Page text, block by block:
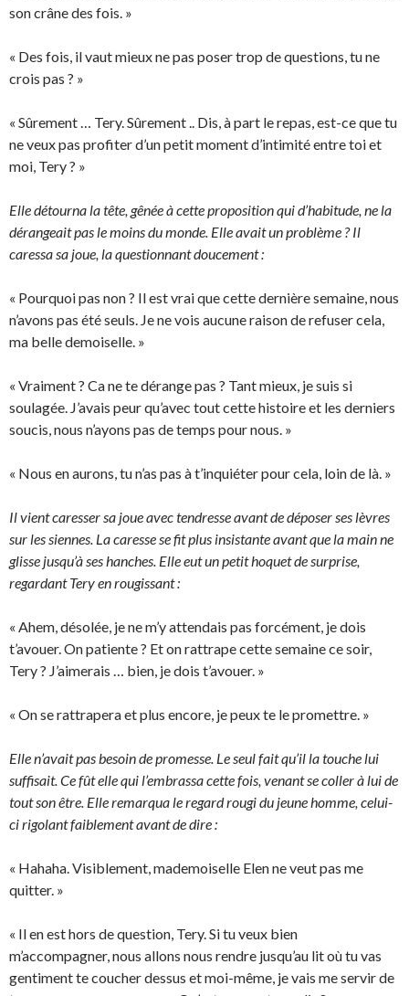
son crâne des fois. »
« Des fois, il vaut mieux ne pas poser trop de questions, tu ne
crois pas ? »
« Sûrement … Tery. Sûrement .. Dis, à part le repas, est-ce que tu
ne veux pas profiter d’un petit moment d’intimité entre toi et
moi, Tery ? »
Elle détourna la tête, gênée à cette proposition qui d’habitude, ne la
dérangeait pas le moins du monde. Elle avait un problème ? Il
caressa sa joue, la questionnant doucement :
« Pourquoi pas non ? Il est vrai que cette dernière semaine, nous
n’avons pas été seuls. Je ne vois aucune raison de refuser cela,
ma belle demoiselle. »
« Vraiment ? Ca ne te dérange pas ? Tant mieux, je suis si
soulagée. J’avais peur qu’avec tout cette histoire et les derniers
soucis, nous n’ayons pas de temps pour nous. »
« Nous en aurons, tu n’as pas à t’inquiéter pour cela, loin de là. »
Il vient caresser sa joue avec tendresse avant de déposer ses lèvres
sur les siennes. La caresse se fit plus insistante avant que la main ne
glisse jusqu’à ses hanches. Elle eut un petit hoquet de surprise,
regardant Tery en rougissant :
« Ahem, désolée, je ne m’y attendais pas forcément, je dois
t’avouer. On patiente ? Et on rattrape cette semaine ce soir,
Tery ? J’aimerais … bien, je dois t’avouer. »
« On se rattrapera et plus encore, je peux te le promettre. »
Elle n’avait pas besoin de promesse. Le seul fait qu’il la touche lui
suffisait. Ce fût elle qui l’embrassa cette fois, venant se coller à lui de
tout son être. Elle remarqua le regard rougi du jeune homme, celui-
ci rigolant faiblement avant de dire :
« Hahaha. Visiblement, mademoiselle Elen ne veut pas me
quitter. »
« Il en est hors de question, Tery. Si tu veux bien
m’accompagner, nous allons nous rendre jusqu’au lit où tu vas
gentiment te coucher dessus et moi-même, je vais me servir de